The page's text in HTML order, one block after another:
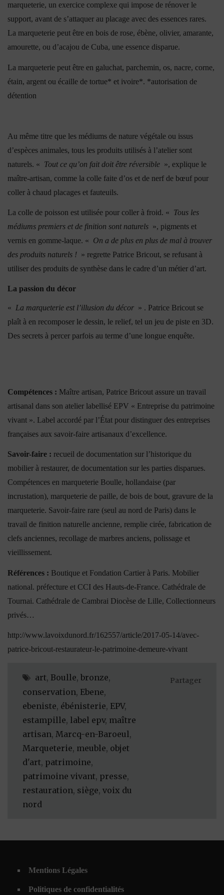
marqueterie, un exercice complexe qui impose de rénover le
support, avant de s’attaquer au placage avec des essences rares.
La marqueterie peut être en bois de rose, ébène, olivier, amarante,
amourette, ou d’acajou de Cuba, une essence disparue.
La marqueterie peut être en galuchat, parchemin, os, nacre, corne,
étain, argent ou écaille de tortue* et ivoire*. *autorisation de
détention
Au même titre que les médiums de nature végétale ou issus
d’espèces animales, tous les produits utilisés à l’atelier sont
naturels. « Tout ce qu’on fait doit être réversible », explique le
maître-artisan, comme la colle faite d’os et de nerf de bœuf pour
coller à chaud placages et fauteuils.
La colle de poisson est utilisée pour coller à froid. « Tous les
médiums premiers et de finition sont naturels », pigments et
vernis en gomme-laque. « On a de plus en plus de mal à trouver
des produits naturels ! » regrette Patrice Bricout, se refusant à
utiliser des produits de synthèse dans le cadre d’un métier d’art.
La passion du décor
« La marqueterie est l’illusion du décor » . Patrice Bricout se
plaît à en recomposer le dessin, le relief, tel un jeu de piste en 3D.
Des secrets à percer parfois au terme d’une longue enquête.
Compétences : Maître artisan, Patrice Bricout assure un travail
artisanal dans son atelier labellisé EPV « Entreprise du patrimoine
vivant ». Label accordé par l’État pour distinguer des entreprises
françaises aux savoir-faire artisanaux d’excellence.
Savoir-faire : recueil de documentation sur l’historique du
mobilier à restaurer, de documentation sur les parties disparues.
Compétences en marqueterie Boulle, hollandaise (par
incrustation), marqueterie de paille, de bois de bout, gravure de la
marqueterie. Savoir-faire rare (seul au nord de Paris) dans le
travail de finition naturelle ancienne, remplie cirée, fabrication de
clefs anciennes, recollage de marbres anciens, polissage et
vieillissement.
Références : Boutique et Fondation Cartier à Paris. Mobilier
national. préfecture et CCI des Hauts-de-France. Cathédrale de
Tournai. Cathédrale de Cambrai Diocèse de Lille, Collectionneurs
privés…
http://www.lavoixdunord.fr/162557/article/2017-05-14/avec-
patrice-bricout-restaurateur-le-patrimoine-demeure-vivant
art, Boulle, bronze,
conservation, Ebene,
ebeniste, ébénisterie, EPV,
estampille, label epv, maître
artisan, Marcq-en-Baroeul,
Marqueterie, meuble, objet
d'art, patrimoine,
patrimoine vivant, presse,
restauration, siège, voix du
nord
Partager
Mentions Légales
Politiques de confidentialités